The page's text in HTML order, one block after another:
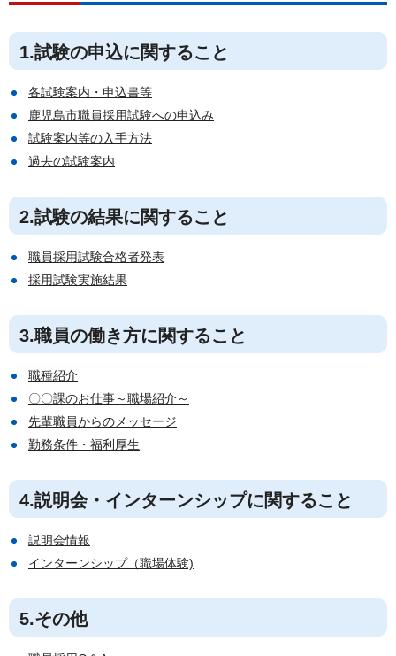
1.試験の申込に関すること
各試験案内・申込書等
鹿児島市職員採用試験への申込み
試験案内等の入手方法
過去の試験案内
2.試験の結果に関すること
職員採用試験合格者発表
採用試験実施結果
3.職員の働き方に関すること
職種紹介
〇〇課のお仕事～職場紹介～
先輩職員からのメッセージ
勤務条件・福利厚生
4.説明会・インターンシップに関すること
説明会情報
インターンシップ（職場体験)
5.その他